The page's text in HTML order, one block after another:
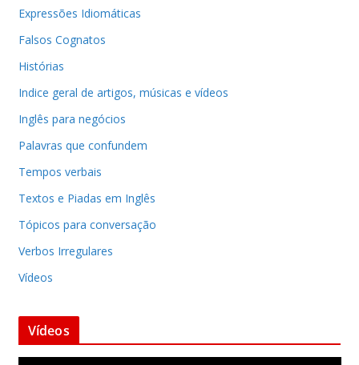
Expressões Idiomáticas
Falsos Cognatos
Histórias
Indice geral de artigos, músicas e vídeos
Inglês para negócios
Palavras que confundem
Tempos verbais
Textos e Piadas em Inglês
Tópicos para conversação
Verbos Irregulares
Vídeos
Vídeos